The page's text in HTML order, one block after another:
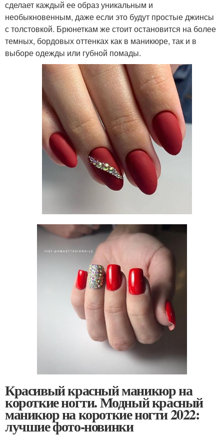
сделает каждый ее образ уникальным и
необыкновенным, даже если это будут простые джинсы
с толстовкой. Брюнеткам же стоит остановится на более
темных, бордовых оттенках как в маникюре, так и в
выборе одежды или губной помады.
Красивый красный маникюр на
короткие ногти. Модный красный
маникюр на короткие ногти 2022:
лучшие фото-новинки